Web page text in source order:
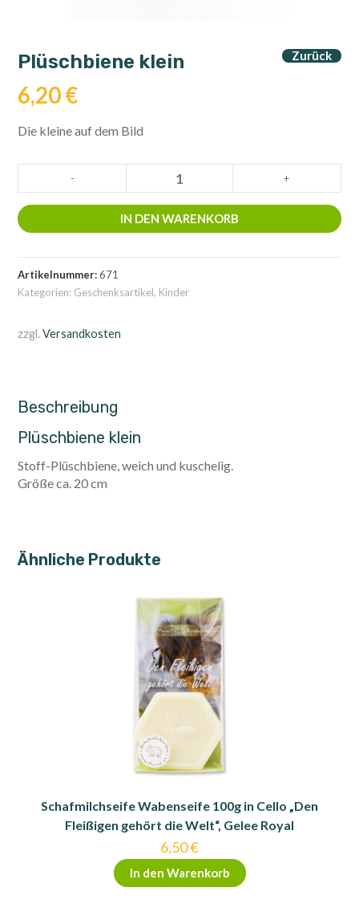
Zurück
Plüschbiene klein
6,20€
Die kleine auf dem Bild
klein
Menge
- +
IN DEN WARENKORB
Artikelnummer:671
Kategorien: Geschenksartikel, Kinder
zzgl.Versandkosten
Beschreibung
Plüschbiene klein
Stoff-Plüschbiene, weich und kuschelig.
Größe ca. 20 cm
Ähnliche Produkte
Schafmilchseife Wabenseife 100g in Cello „Den
Fleißigen gehört die Welt“, Gelee Royal
6,50€
In den Warenkorb